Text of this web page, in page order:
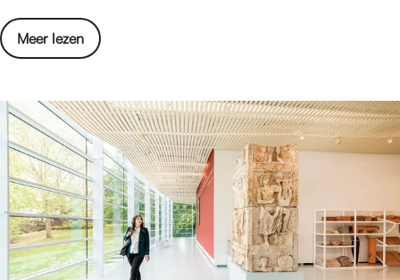
a
t
o
c
h
t
e
n
d
l
a
e
p
b
q
Meer lezen
o
v
r
P
o
p
u
l
a
i